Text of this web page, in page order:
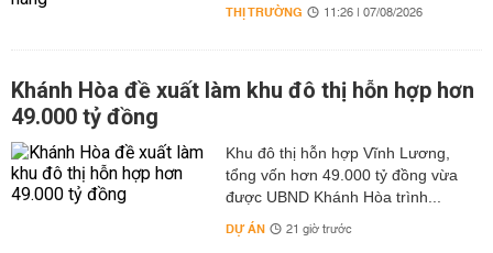
THỊ TRƯỜNG 11:26 | 07/08/2026
Khánh Hòa đề xuất làm khu đô thị hỗn hợp hơn
49.000 tỷ đồng
Khu đô thị hỗn hợp Vĩnh Lương,
tổng vốn hơn 49.000 tỷ đồng vừa
được UBND Khánh Hòa trình...
DỰ ÁN 21 giờ trước